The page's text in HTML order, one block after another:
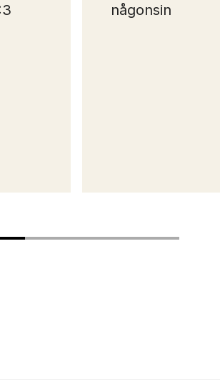
någonsin